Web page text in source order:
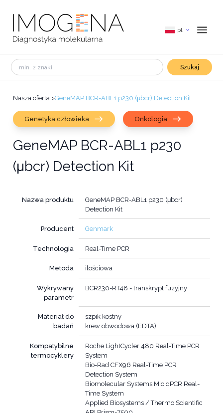
pl
Szukaj
Nasza oferta >GeneMAP BCR-ABL1 p230 (μbcr) Detection Kit
Genetyka człowieka Onkologia
GeneMAP BCR-ABL1 p230
(μbcr) Detection Kit
Nazwa produktu
GeneMAP BCR-ABL1 p230 (μbcr)
Detection Kit
Producent Genmark
Technologia Real-Time PCR
Metoda ilościowa
Wykrywany
parametr
BCR230-RT48 - transkrypt fuzyjny
Materiał do
badań
szpik kostny
krew obwodowa (EDTA)
Kompatybilne
termocyklery
Roche LightCycler 480 Real-Time PCR
System
Bio-Rad CFX96 Real-Time PCR
Detection System
Biomolecular Systems Mic qPCR Real-
Time System
Applied Biosystems / Thermo Scientific